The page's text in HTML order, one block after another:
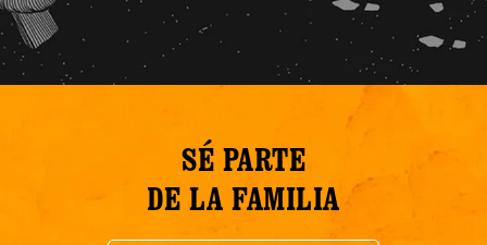
SÉ PARTE
DE LA FAMILIA